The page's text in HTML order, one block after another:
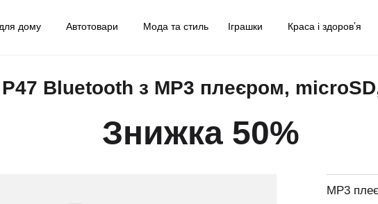
дому Автотовари Мода та стиль Іграшки Краса і здоров’я
Bluetooth з MP3 плеєром,
Знижка 50%
MP3